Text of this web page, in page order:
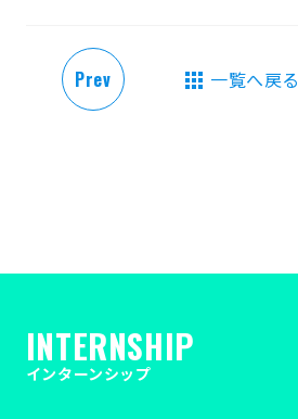
Prev 一覧へ戻る
INTERNSHIP
インターンシップ